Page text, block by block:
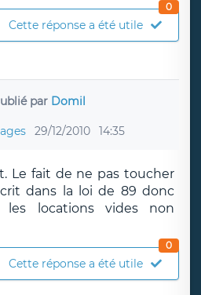
Cette réponse a été utile
0
par Domil
29/12/2010 14:35
Le fait de ne pas toucher
dans la loi de 89 donc
les locations vides non
Cette réponse a été utile
0